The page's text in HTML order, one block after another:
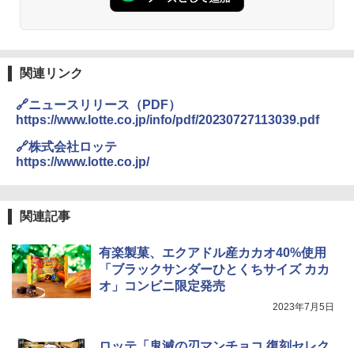
ル操作 コンパクト 一人暮らし 二人暮ら
人暮らし フラットテーブル グレー YRZ-
4
TOSHIBA(東芝) スチームオーブンレン
ジ 石窯ドーム ER-D80A(K) ブラック 25
0℃ 1段調理 フラットテーブル 電子レン
ジ 赤外線センサー ノンフライ調理 簡単
らし ファミリー
関連リンク
🔗ニュースリリース（PDF）
https://www.lotte.co.jp/info/pdf/20230727113039.pdf
🔗株式会社ロッテ
https://www.lotte.co.jp/
関連記事
有楽製菓、エクアドル産カカオ40%使用
「ブラックサンダーひとくちサイズ カカ
オ」コンビニ限定発売
2023年7月5日